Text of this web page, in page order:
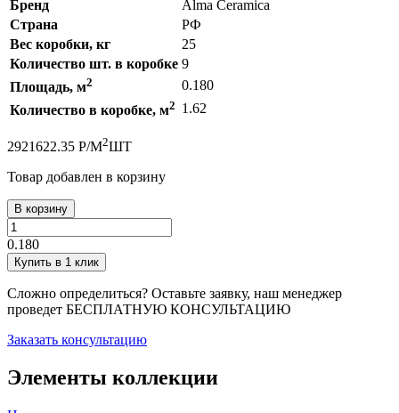
Бренд
Alma Ceramica
Страна
РФ
Вес коробки, кг
25
Количество шт. в коробке 9
Площадь, м2
0.180
Количество в коробке, м2 1.62
2921622.35 Р/М2ШТ
Товар добавлен в корзину
В корзину
0.180
Купить в 1 клик
Сложно определиться? Оставьте заявку, наш менеджер
проведет БЕСПЛАТНУЮ КОНСУЛЬТАЦИЮ
Заказать консультацию
Элементы коллекции